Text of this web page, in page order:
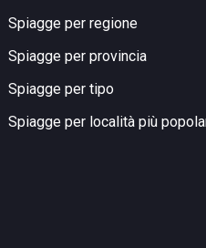
Spiagge per regione
Spiagge per provincia
Spiagge per tipo
Spiagge per località più